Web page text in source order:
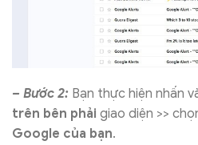
– Bước 2: Bạn thực hiện nhấn v
trên bên phải giao diện >>
Google của bạn.